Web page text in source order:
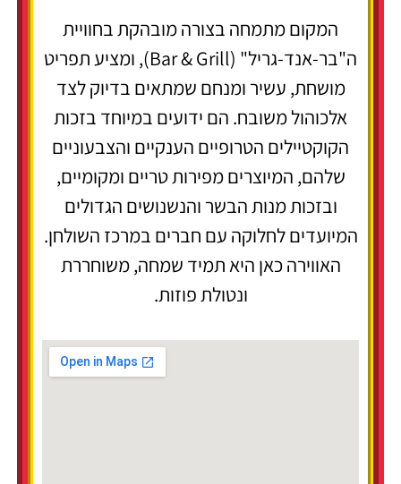
המקום מתמחה בצורה מובהקת בחוויית
ה"בר-אנד-גריל" (Bar & Grill), ומציע תפריט
מושחת, עשיר ומנחם שמתאים בדיוק לצד
אלכוהול משובח. הם ידועים במיוחד בזכות
הקוקטיילים הטרופיים הענקיים והצבעוניים
שלהם, המיוצרים מפירות טריים ומקומיים,
ובזכות מנות הבשר והנשנושים הגדולים
המיועדים לחלוקה עם חברים במרכז השולחן.
האווירה כאן היא תמיד שמחה, משוחררת
ונטולת פוזות.